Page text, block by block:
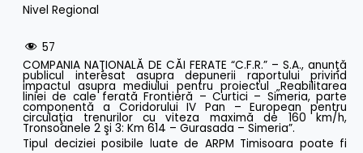
Nivel Regional
57
COMPANIA NAŢIONALĂ DE CĂI FERATE “C.F.R.” – S.A., anunţă
publicul interesat asupra depunerii raportului privind
impactul asupra mediului pentru proiectul „Reabilitarea
liniei de cale ferată Frontieră – Curtici – Simeria, parte
componentă a Coridorului IV Pan – European pentru
circulaţia trenurilor cu viteza maximă de 160 km/h,
Tronsoanele 2 şi 3: Km 614 – Gurasada – Simeria”.
Tipul deciziei posibile luate de ARPM Timisoara poate fi